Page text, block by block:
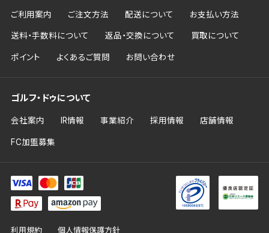
ご利用案内 ご注文方法 配送について お支払い方法
送料・手数料について 返品・交換について 買取について
ポイント よくあるご質問 お問い合わせ
ゴルフ・ドゥについて
会社案内 IR情報 事業紹介 採用情報 店舗情報
FC加盟募集
利用規約 個人情報保護方針